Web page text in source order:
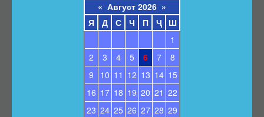
« Август 2026 »
Я
Д С Ч П Ҷ
Ш
1
2
3 4 5 6 7
8
9
10 11 12 13 14 15
16 17 18 19 20 21 22
23 24 25 26 27 28 29